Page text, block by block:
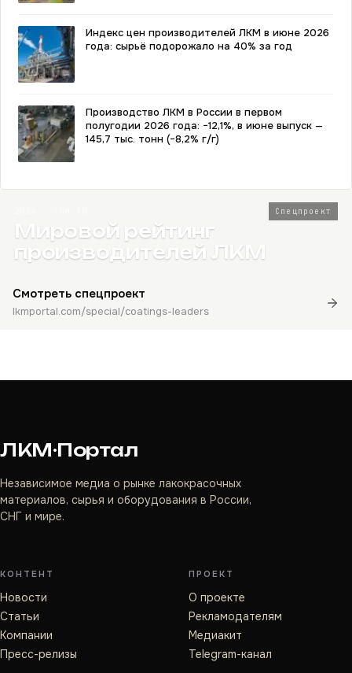
Индекс цен производителей ЛКМ в июне 2026
года: сырьё подорожало на 40% за год
Производство ЛКМ в России в первом
полугодии 2026 года: −12,1%, в июне выпуск —
145,7 тыс. тонн (−8,2% г/г)
Спецпроект
Мировой рейтинг
производителей ЛКМ
Смотреть спецпроект
lkmportal.com/special/coatings-leaders
ЛКМ·Портал
Независимое медиа о рынке лакокрасочных
материалов, сырья и оборудования в России,
СНГ и мире.
КОНТЕНТ
Новости
Статьи
Компании
Пресс-релизы
ПРОЕКТ
О проекте
Рекламодателям
Медиакит
Telegram-канал